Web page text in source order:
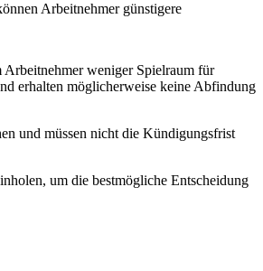
Arbeitnehmer günstigere
weniger Spielraum für
erhalten möglicherweise keine Abfindung
und müssen nicht die Kündigungsfrist
um die bestmögliche Entscheidung